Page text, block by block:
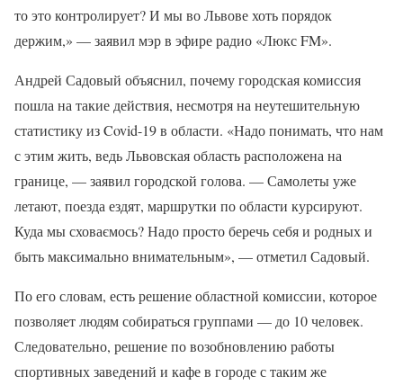
то это контролирует? И мы во Львове хоть порядок
держим,» — заявил мэр в эфире радио «Люкс FM».
Андрей Садовый объяснил, почему городская комиссия
пошла на такие действия, несмотря на неутешительную
статистику из Covid-19 в области. «Надо понимать, что нам
с этим жить, ведь Львовская область расположена на
границе, — заявил городской голова. — Самолеты уже
летают, поезда ездят, маршрутки по области курсируют.
Куда мы сховаємось? Надо просто беречь себя и родных и
быть максимально внимательным», — отметил Садовый.
По его словам, есть решение областной комиссии, которое
позволяет людям собираться группами — до 10 человек.
Следовательно, решение по возобновлению работы
спортивных заведений и кафе в городе с таким же